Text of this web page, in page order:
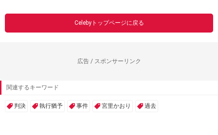
Celebyトップページに戻る
広告 / スポンサーリンク
関連するキーワード
判決 執行猶予 事件 宮里かおり 過去